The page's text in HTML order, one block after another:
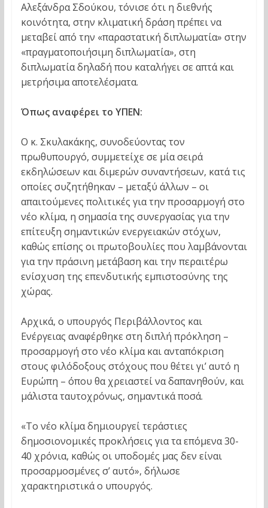
Αλεξάνδρα Σδούκου, τόνισε ότι η διεθνής
κοινότητα, στην κλιματική δράση πρέπει να
μεταβεί από την «παραστατική διπλωματία» στην
«πραγματοποιήσιμη διπλωματία», στη
διπλωματία δηλαδή που καταλήγει σε απτά και
μετρήσιμα αποτελέσματα.
Όπως αναφέρει το ΥΠΕΝ:
Ο κ. Σκυλακάκης, συνοδεύοντας τον
πρωθυπουργό, συμμετείχε σε μία σειρά
εκδηλώσεων και διμερών συναντήσεων, κατά τις
οποίες συζητήθηκαν – μεταξύ άλλων – οι
απαιτούμενες πολιτικές για την προσαρμογή στο
νέο κλίμα, η σημασία της συνεργασίας για την
επίτευξη σημαντικών ενεργειακών στόχων,
καθώς επίσης οι πρωτοβουλίες που λαμβάνονται
για την πράσινη μετάβαση και την περαιτέρω
ενίσχυση της επενδυτικής εμπιστοσύνης της
χώρας.
Αρχικά, ο υπουργός Περιβάλλοντος και
Ενέργειας αναφέρθηκε στη διπλή πρόκληση –
προσαρμογή στο νέο κλίμα και ανταπόκριση
στους φιλόδοξους στόχους που θέτει γι’ αυτό η
Ευρώπη – όπου θα χρειαστεί να δαπανηθούν, και
μάλιστα ταυτοχρόνως, σημαντικά ποσά.
«Το νέο κλίμα δημιουργεί τεράστιες
δημοσιονομικές προκλήσεις για τα επόμενα 30-
40 χρόνια, καθώς οι υποδομές μας δεν είναι
προσαρμοσμένες σ’ αυτό», δήλωσε
χαρακτηριστικά ο υπουργός.